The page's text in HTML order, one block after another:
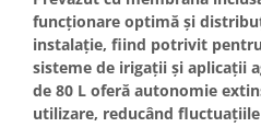
Masini de spalat rufe cu uscator
Masini de spalat rufe verticale
Uscatoare de rufe
Masini de spalat vase
funcționare optimă și
instalație, fiind potrivit
sisteme de irigații și aplicații
de 80 L oferă autonomie
utilizare, reducând